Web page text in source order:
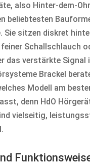
also Hinter-dem-
beliebtesten
Sie sitzen diskret
Schallschlauch
das verstärkte Signal
Brackel
Modell am
denn HdO
vielseitig,